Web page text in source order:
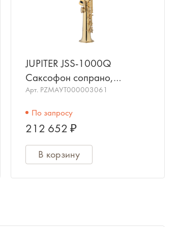
JUPITER JSS-1000Q
Саксофон сопрано,
покрытие корпуса и
Арт. PZMAУТ000003061
По запросу
212 652 ₽
В корзину